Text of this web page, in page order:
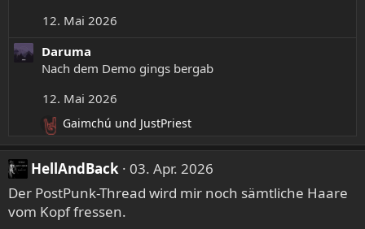
o
12. Mai 2026
Daruma
Nach dem Demo gings bergab
12. Mai 2026
R
e
k
t
i
Gaimchú und JustPriest
HellAndBack 03. Apr. 2026
Der PostPunk-Thread wird mir noch sämtliche Haare
vom Kopf fressen.